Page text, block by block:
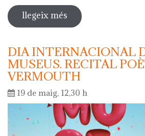
llegeix més sobre hola
DIA INTERNACIONAL
MUSEUS. RECITAL
VERMOUTH
19 de maig, 12,30 h